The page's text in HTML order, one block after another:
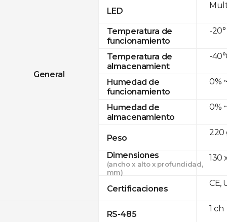
General
LED
Temperatura de
funcionamiento
Temperatura de
almacenamient
Humedad de
funcionamiento
Humedad de
almacenamiento
Peso
Dimensiones
(ancho x alto x profundidad,
mm)
Certificaciones
RS-485
-20°
-
0%
0%
220
130
CE,
1 ch